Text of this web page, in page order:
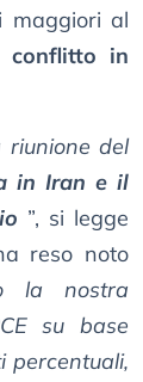
maggiori al
conflitto in
riunione del
in Iran e il
”, si legge
reso noto
la nostra
su base
percentuali,